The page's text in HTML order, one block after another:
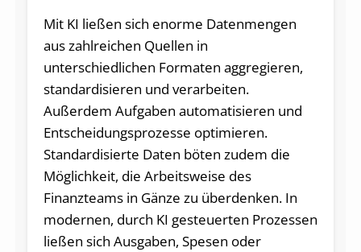
Mit KI ließen sich enorme Datenmengen
aus zahlreichen Quellen in
unterschiedlichen Formaten aggregieren,
standardisieren und verarbeiten.
Außerdem Aufgaben automatisieren und
Entscheidungsprozesse optimieren.
Standardisierte Daten böten zudem die
Möglichkeit, die Arbeitsweise des
Finanzteams in Gänze zu überdenken. In
modernen, durch KI gesteuerten Prozessen
ließen sich Ausgaben, Spesen oder